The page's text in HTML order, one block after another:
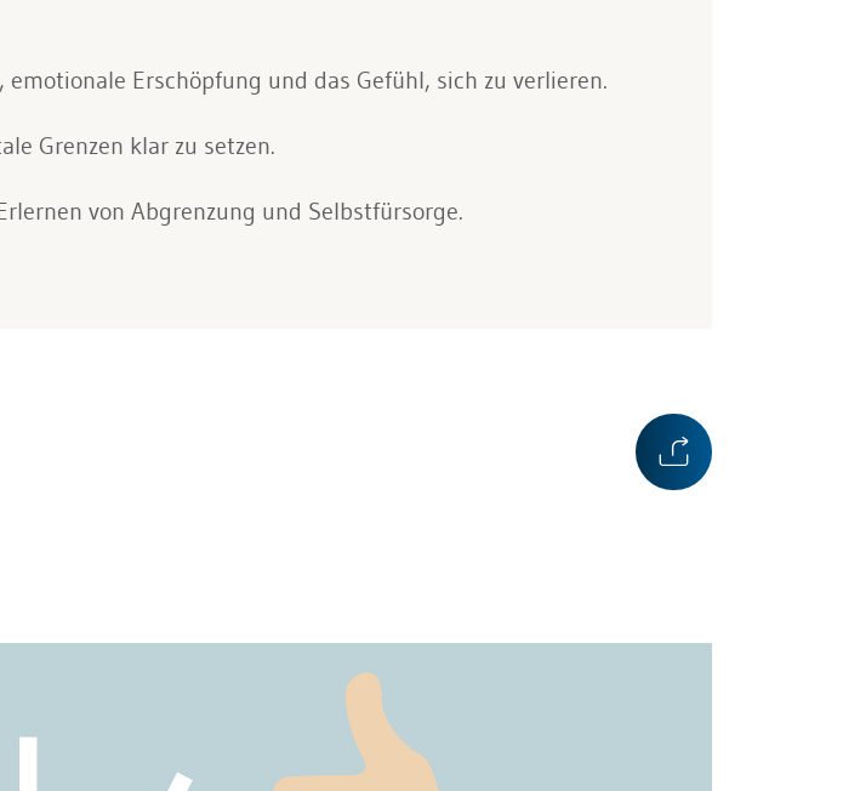
Erschöpfung und das Gefühl, sich zu verlieren.
Grenzen klar zu setzen.
von Abgrenzung und Selbstfürsorge.